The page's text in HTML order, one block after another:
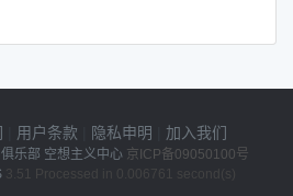
用户条款 隐私申明 加入我们
乐部 空想主义中心 京ICP备09050100号
3.51 Processed in 0.006761 second(s)